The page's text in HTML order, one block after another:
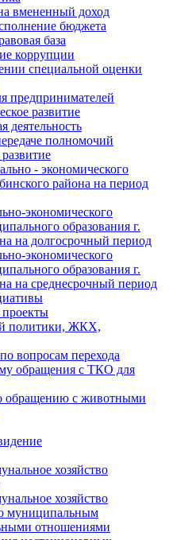
вмененный доход
бюджета
база
коррупции
специальной оценки
предпринимателей
развитие
деятельность
полномочий
- экономического
района на период
экономического
образования г.
на долгосрочный период
экономического
образования г.
на среднесрочный период
политики, ЖКХ,
вопросам перехода
обращения с ТКО для
обращению с животными
хозяйство
хозяйство
муниципальным
отношениями